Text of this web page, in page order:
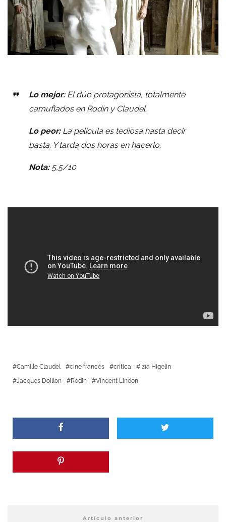
Lo mejor: El dúo protagonista, totalmente
camuflados en Rodin y Claudel.
Lo peor: La película es tediosa hasta decir
basta. Y tarda dos horas en hacerlo.
Nota:5,5/10
Camille Claudel cine francés crítica
Izïa Higelin
Jacques Doillon
Rodin Vincent Lindon
Artículo anterior